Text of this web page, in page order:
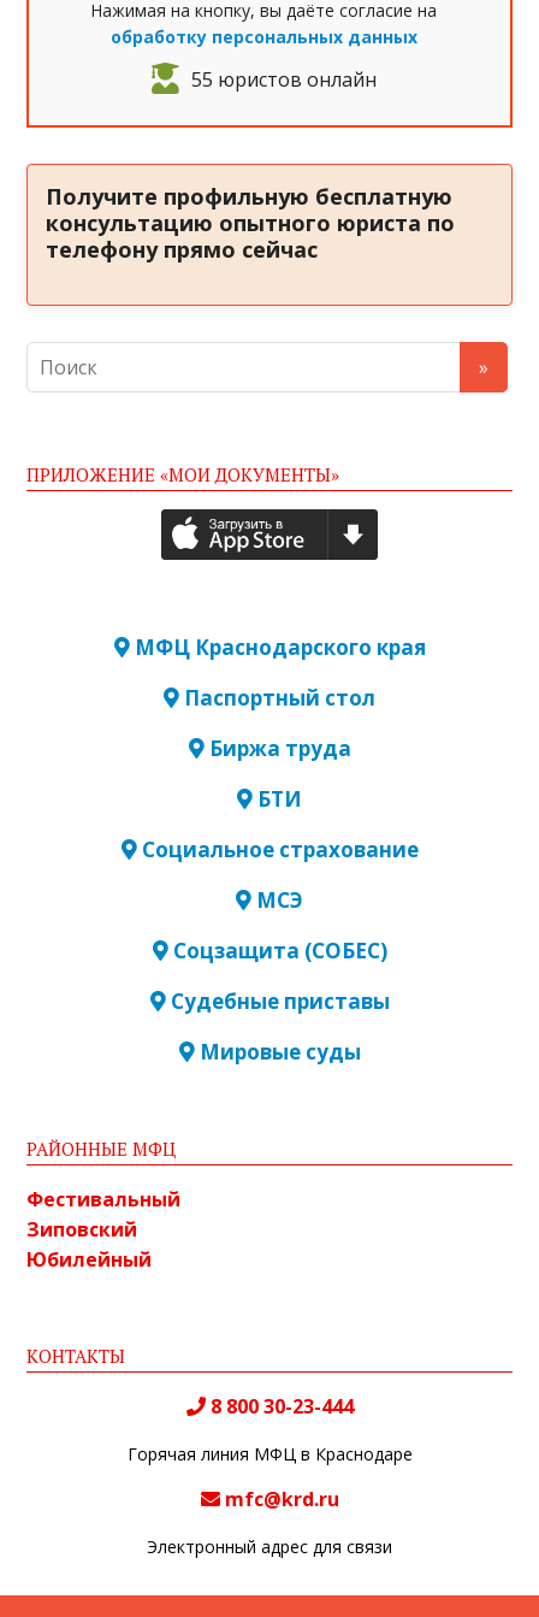
Нажимая на кнопку, вы даёте согласие на
обработку персональных данных
55 юристов онлайн
Получите профильную бесплатную
консультацию опытного юриста по
телефону прямо сейчас
ПРИЛОЖЕНИЕ «МОИ ДОКУМЕНТЫ»
МФЦ Краснодарского края
Паспортный стол
Биржа труда
БТИ
Социальное страхование
МСЭ
Соцзащита (СОБЕС)
Судебные приставы
Мировые суды
РАЙОННЫЕ МФЦ
Фестивальный
Зиповский
Юбилейный
КОНТАКТЫ
8 800 30-23-444
Горячая линия МФЦ в Краснодаре
mfc@krd.ru
Электронный адрес для связи